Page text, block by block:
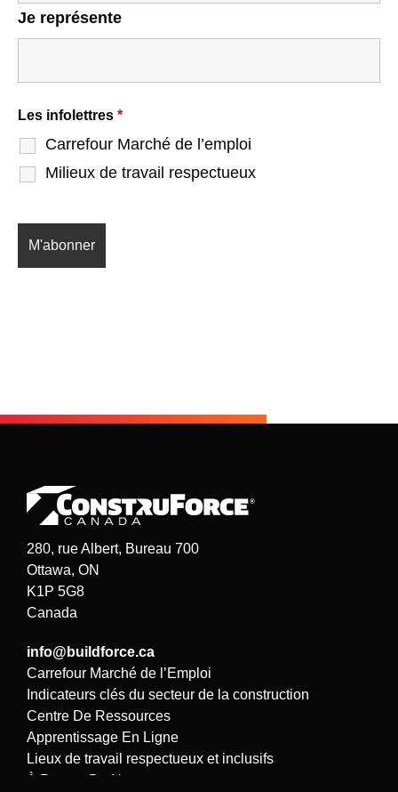
Je représente
Les infolettres *
Carrefour Marché de l’emploi
Milieux de travail respectueux
280, rue Albert, Bureau 700
Ottawa, ON
K1P 5G8
Canada
info@buildforce.ca
Carrefour Marché de l’Emploi
Indicateurs clés du secteur de la construction
Centre De Ressources
Apprentissage En Ligne
Lieux de travail respectueux et inclusifs
À Propos De Nous